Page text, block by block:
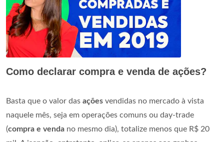
Como declarar compra e venda de ações?
Basta que o valor das ações vendidas no mercado à vista
naquele mês, seja em operações comuns ou day-trade
(compra e venda no mesmo dia), totalize menos que R$ 20